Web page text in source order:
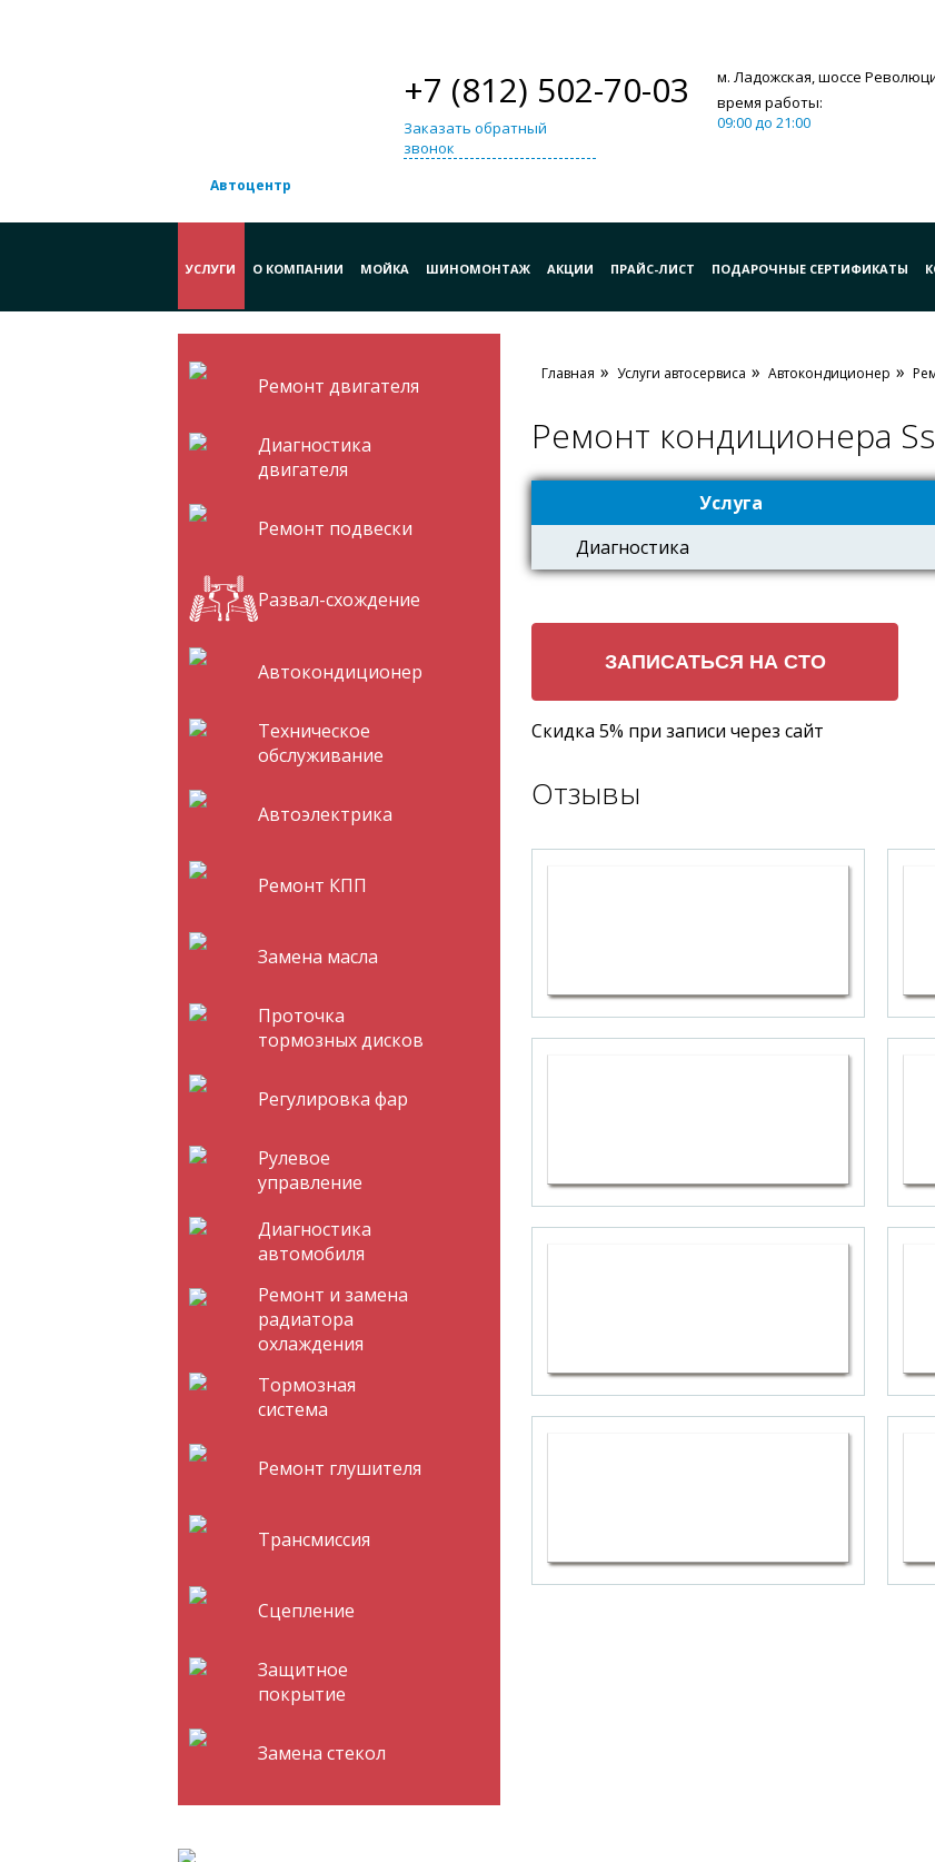
Автоцентр
+7 (812) 502-70-03
Заказать обратный
звонок
м. Ладожская, шоссе
время работы:
09:00 до 21:00
УСЛУГИ О КОМПАНИИ МОЙКА ШИНОМОНТАЖ АКЦИИ ПРАЙС-ЛИСТ ПОДАРОЧНЫЕ СЕРТИФИКАТЫ
Ремонт двигателя
Диагностика
двигателя
Ремонт подвески
Развал-схождение
Автокондиционер
Техническое
обслуживание
Автоэлектрика
Ремонт КПП
Замена масла
Проточка
тормозных дисков
Регулировка фар
Рулевое
управление
Диагностика
автомобиля
Ремонт и замена
радиатора
охлаждения
Тормозная
система
Ремонт глушителя
Трансмиссия
Сцепление
Защитное
покрытие
Замена стекол
Главная Услуги автосервиса Автокондиционер
Ремонт кондиционера
Услуга
Диагностика
Скидка 5% при записи через сайт
Отзывы